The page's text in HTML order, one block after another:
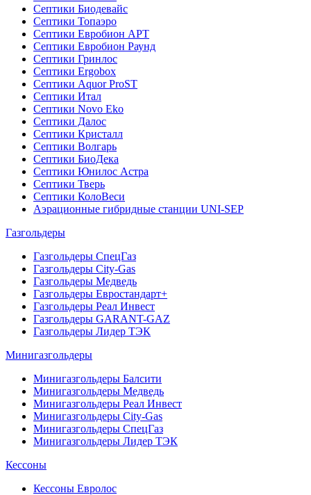
Септики Биодевайс
Септики Топаэро
Септики Евробион АРТ
Септики Евробион Раунд
Септики Гринлос
Септики Ergobox
Септики Aquor ProST
Септики Итал
Септики Novo Eko
Септики Далос
Септики Кристалл
Септики Волгарь
Септики БиоДека
Септики Юнилос Астра
Септики Тверь
Септики КолоВеси
Аэрационные гибридные станции UNI-SEP
Газгольдеры
Газгольдеры СпецГаз
Газгольдеры City-Gas
Газгольдеры Медведь
Газгольдеры Евростандарт+
Газгольдеры Реал Инвест
Газгольдеры GARANT-GAZ
Газгольдеры Лидер ТЭК
Минигазгольдеры
Минигазгольдеры Балсити
Минигазгольдеры Медведь
Минигазгольдеры Реал Инвест
Минигазгольдеры City-Gas
Минигазгольдеры СпецГаз
Минигазгольдеры Лидер ТЭК
Кессоны
Кессоны Евролос